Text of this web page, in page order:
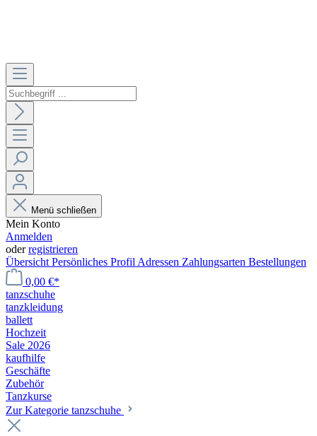
Menü schließen
Mein Konto
Anmelden
oderregistrieren
Übersicht Persönliches Profil Adressen Zahlungsarten Bestellungen
0,00 €*
tanzschuhe
tanzkleidung
ballett
Hochzeit
Sale 2026
kaufhilfe
Geschäfte
Zubehör
Tanzkurse
Zur Kategorie tanzschuhe